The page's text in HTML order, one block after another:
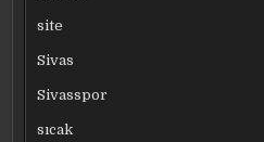
site
Sivas
Sivasspor
sıcak